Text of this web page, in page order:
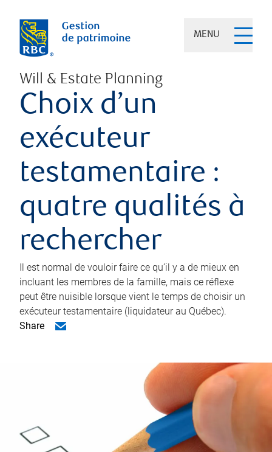
MENU
Will & Estate Planning
Choix d’un
exécuteur
testamentaire :
quatre qualités à
rechercher
Il est normal de vouloir faire ce qu’il y a de mieux en
incluant les membres de la famille, mais ce réflexe
peut être nuisible lorsque vient le temps de choisir un
exécuteur testamentaire (liquidateur au Québec).
Share